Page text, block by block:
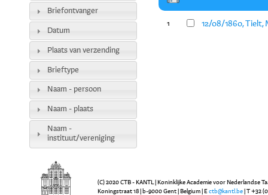
1 12/08/1860, Tielt,
Briefontvanger
Datum
Plaats van verzending
Brieftype
Naam - persoon
Naam - plaats
Naam -
instituut/vereniging
(C) 2020 CTB - KANTL | Koninklijke Academie voor Nederlandse
Koningstraat 18 | b-9000 Gent | Belgium | E ctb@kantl.be | T +32